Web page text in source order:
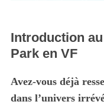
Introduction
Park en VF
Avez-vous déjà
dans l’univers